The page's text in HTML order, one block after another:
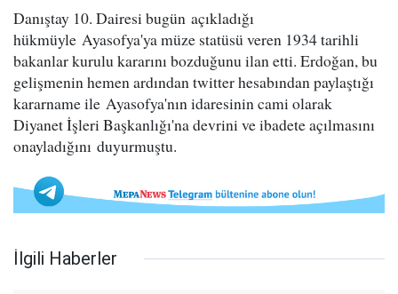
Danıştay 10. Dairesi bugün açıkladığı
hükmüyle Ayasofya'ya müze statüsü veren 1934 tarihli
bakanlar kurulu kararını bozduğunu ilan etti. Erdoğan, bu
gelişmenin hemen ardından twitter hesabından paylaştığı
kararname ile Ayasofya'nın idaresinin cami olarak
Diyanet İşleri Başkanlığı'na devrini ve ibadete açılmasını
onayladığını duyurmuştu.
İlgili Haberler